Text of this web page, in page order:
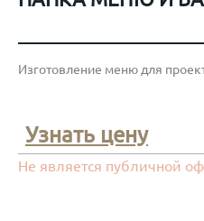
Изготовление меню для
Узнать цену
Не является публичной